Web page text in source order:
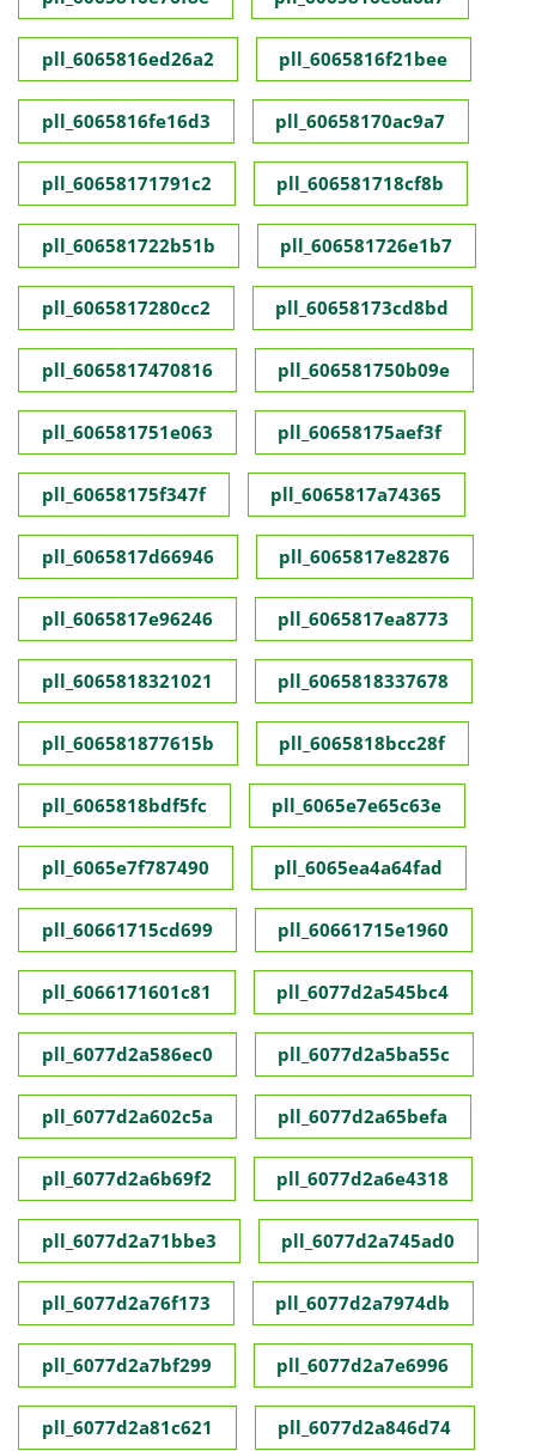
pll_6065816ed26a2 pll_6065816f21bee
pll_6065816fe16d3 pll_60658170ac9a7
pll_60658171791c2 pll_606581718cf8b
pll_606581722b51b pll_606581726e1b7
pll_6065817280cc2 pll_60658173cd8bd
pll_6065817470816 pll_606581750b09e
pll_606581751e063 pll_60658175aef3f
pll_60658175f347f pll_6065817a74365
pll_6065817d66946 pll_6065817e82876
pll_6065817e96246 pll_6065817ea8773
pll_6065818321021 pll_6065818337678
pll_606581877615b pll_6065818bcc28f
pll_6065818bdf5fc pll_6065e7e65c63e
pll_6065e7f787490 pll_6065ea4a64fad
pll_60661715cd699 pll_60661715e1960
pll_6066171601c81 pll_6077d2a545bc4
pll_6077d2a586ec0 pll_6077d2a5ba55c
pll_6077d2a602c5a pll_6077d2a65befa
pll_6077d2a6b69f2 pll_6077d2a6e4318
pll_6077d2a71bbe3 pll_6077d2a745ad0
pll_6077d2a76f173 pll_6077d2a7974db
pll_6077d2a7bf299 pll_6077d2a7e6996
pll_6077d2a81c621 pll_6077d2a846d74